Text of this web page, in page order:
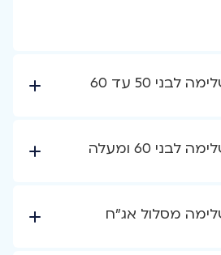
50 עד 60
60 ומעלה
מסלול אג"ח